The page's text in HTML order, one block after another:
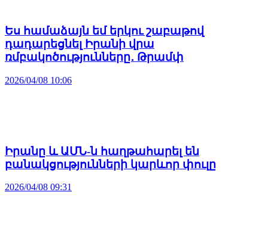
Ես համաձայն եմ երկու շաբաթով
դադարեցնել Իրանի վրա
ռմբակոծությունները․ Թրամփ
2026/04/08 10:06
Իրանը և ԱՄՆ-ն հաղթահարել են
բանակցությունների կարևոր փուլը
2026/04/08 09:31